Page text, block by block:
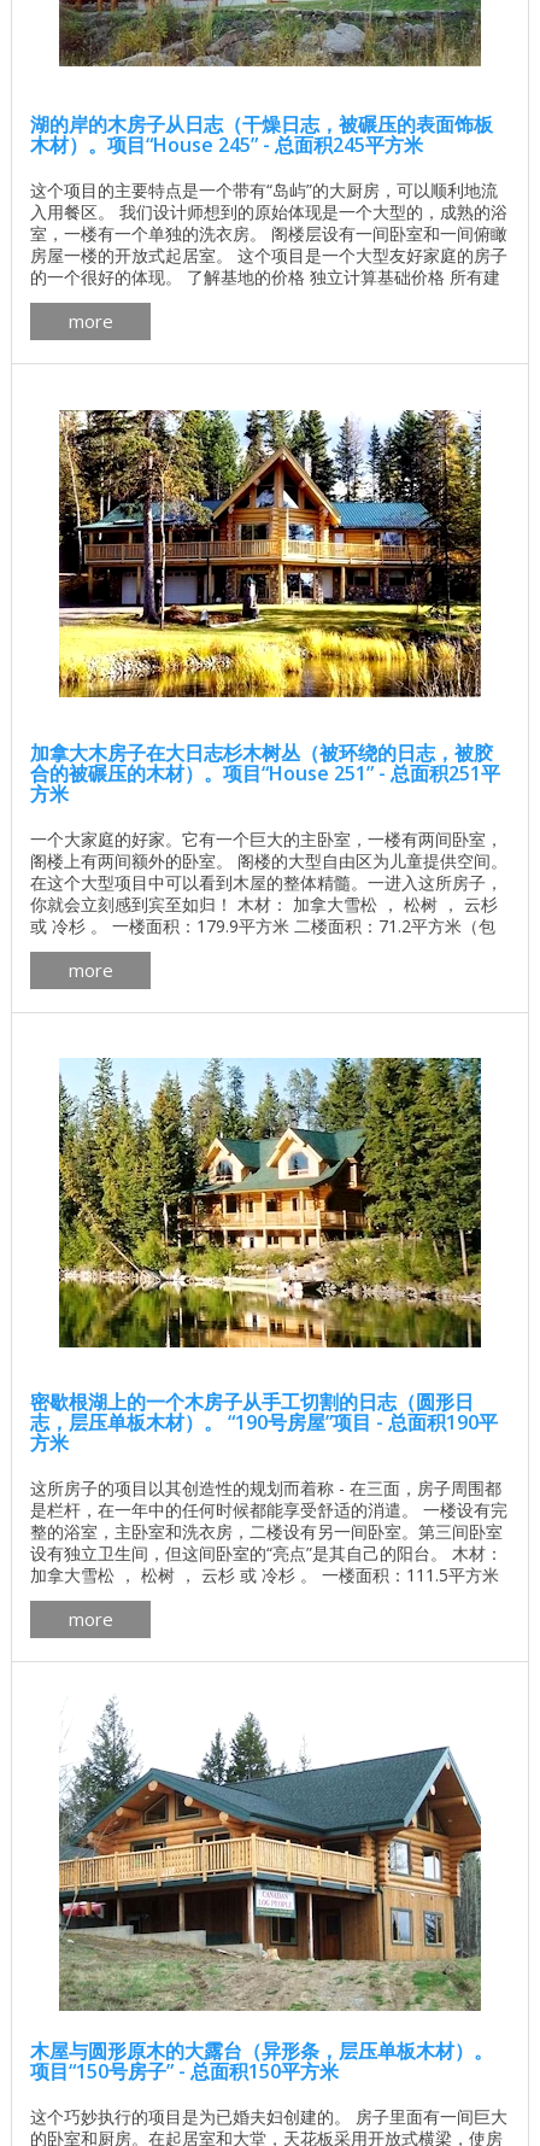
湖的岸的木房子从日志（干燥日志，被碾压的表面饰板
木材）。项目“House 245” - 总面积245平方米
这个项目的主要特点是一个带有“岛屿”的大厨房，可以顺利地流
入用餐区。 我们设计师想到的原始体现是一个大型的，成熟的浴
室，一楼有一个单独的洗衣房。 阁楼层设有一间卧室和一间俯瞰
房屋一楼的开放式起居室。 这个项目是一个大型友好家庭的房子
的一个很好的体现。 了解基地的价格 独立计算基础价格 所有建
筑工程在建房和修理房屋 - 找出价格 木屋的最佳项目 墙壁材料
最佳住宅项目 木材： 加拿大雪松 ， 松树 ， 云杉 或 冷杉 。 加
拿大房屋的平面图威斯康星州pdf下载 加拿大木屋的制造更多 ...
more
加拿大木房子在大日志杉木树丛（被环绕的日志，被胶
合的被碾压的木材）。项目“House 251” - 总面积251平
方米
一个大家庭的好家。它有一个巨大的主卧室，一楼有两间卧室，
阁楼上有两间额外的卧室。 阁楼的大型自由区为儿童提供空间。
在这个大型项目中可以看到木屋的整体精髓。一进入这所房子，
你就会立刻感到宾至如归！ 木材： 加拿大雪松 ， 松树 ， 云杉
或 冷杉 。 一楼面积：179.9平方米 二楼面积：71.2平方米（包
括1.8米的天花板高度） 总面积：251.1平方米 加拿大房屋的平面
图英国哥伦比亚pdf下载 加拿大木屋的制造更多 加拿大木屋外部
画廊细节 加拿大木屋的内部更多 ...
more
密歇根湖上的一个木房子从手工切割的日志（圆形日
志，层压单板木材）。 “190号房屋”项目 - 总面积190平
方米
这所房子的项目以其创造性的规划而着称 - 在三面，房子周围都
是栏杆，在一年中的任何时候都能享受舒适的消遣。 一楼设有完
整的浴室，主卧室和洗衣房，二楼设有另一间卧室。第三间卧室
设有独立卫生间，但这间卧室的“亮点”是其自己的阳台。 木材：
加拿大雪松 ， 松树 ， 云杉 或 冷杉 。 一楼面积：111.5平方米
二楼面积：78.6平方米 总面积：190.1平方米 了解基地的价格 独
立计算基础价格 所有建筑工程在建房和修理房屋 - 找出价格 木
屋的最佳项目 墙壁材料最佳住宅项目 ...
more
木屋与圆形原木的大露台（异形条，层压单板木材）。
项目“150号房子” - 总面积150平方米
这个巧妙执行的项目是为已婚夫妇创建的。 房子里面有一间巨大
的卧室和厨房。在起居室和大堂，天花板采用开放式横梁，使房